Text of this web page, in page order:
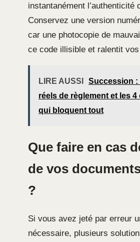
instantanément l’authenticité
Conservez une version
car une photocopie de
ce code illisible et ralentit
LIRE AUSSI
Succession :
réels de règlement et les
qui bloquent tout
Que faire en cas
de vos
?
Si vous avez jeté par erreur
nécessaire, plusieurs